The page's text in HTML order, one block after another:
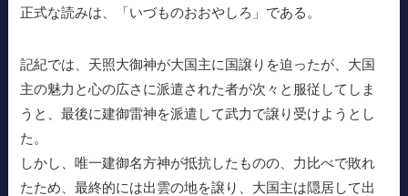
正式な読みは、「いづものおおやしろ」である。
記紀では、天照大御神が大国主に国譲りを迫ったが、大国
主の魅力と心の広さに派遣された者が次々と服従してしま
うと、最後に建御雷神を派遣して武力で譲り受けようとし
た。
しかし、唯一建御名方神が抵抗したものの、力比べで敗れ
たため、最終的には出雲の地を譲り、大国主は隠居して出